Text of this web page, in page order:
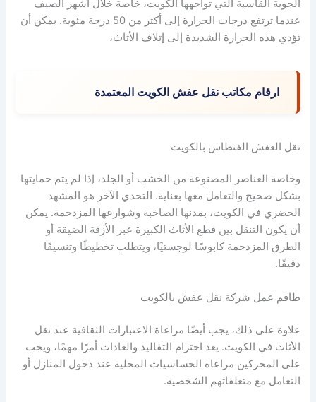
الجوية القاسية التي تواجهها الكويت، خاصة خلال أشهر الصيف
عندما ترتفع درجات الحرارة إلى أكثر من 50 درجة مئوية. يمكن أن
تؤدي هذه الحرارة الشديدة إلى إتلاف الأثاث،
ارقام مكاتب نقل عفش الكويت المعتمدة
نقل العفش الفنطاس بالكويت
وخاصة العناصر المصنوعة من الخشب أو الجلد، إذا لم يتم حمايتها
بشكل صحيح والتعامل معها بعناية. التحدي الآخر هو المشهد
الحضري في الكويت، بمدنها الصاخبة وشوارعها المزدحمة. يمكن
أن يكون التنقل بين قطع الأثاث الكبيرة عبر الأزقة الضيقة أو
الطرق المزدحمة كابوسًا لوجستيًا، ويتطلب تخطيطًا وتنسيقًا
دقيقًا.
طاقم عمل شركة نقل عفش بالكويت
علاوة على ذلك، يجب أيضًا مراعاة الاعتبارات الثقافية عند نقل
الأثاث في الكويت. يعد احترام التقاليد والعادات أمرًا مهمًا، ويجب
على المحركين مراعاة الحساسيات المحلية عند دخول المنازل أو
التعامل مع متعلقاتهم الشخصية.